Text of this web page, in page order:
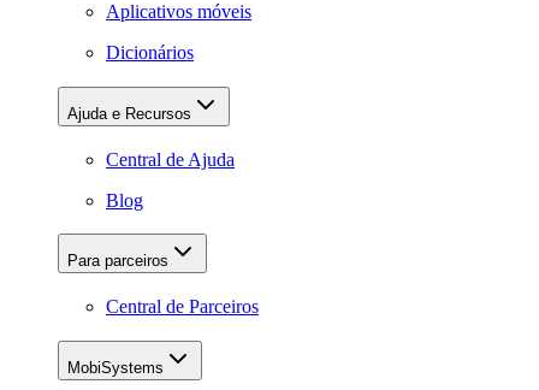
Aplicativos móveis
Dicionários
Ajuda e Recursos
Central de Ajuda
Blog
Para parceiros
Central de Parceiros
MobiSystems